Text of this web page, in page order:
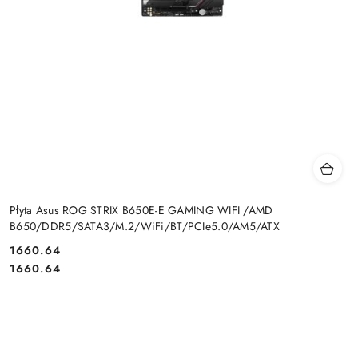
Płyta Asus ROG STRIX B650E-E GAMING WIFI /AMD
B650/DDR5/SATA3/M.2/WiFi/BT/PCIe5.0/AM5/ATX
Cena:
1660.64
Cena:
1660.64